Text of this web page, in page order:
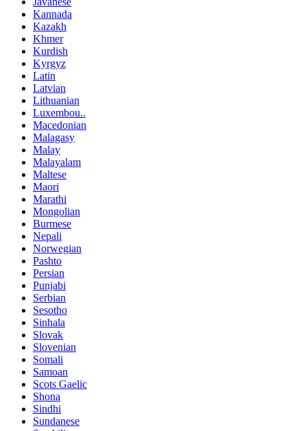
Kannada
Kazakh
Khmer
Kurdish
Kyrgyz
Latin
Latvian
Lithuanian
Luxembou..
Macedonian
Malagasy
Malay
Malayalam
Maltese
Maori
Marathi
Mongolian
Burmese
Nepali
Norwegian
Pashto
Persian
Punjabi
Serbian
Sesotho
Sinhala
Slovak
Slovenian
Somali
Samoan
Scots Gaelic
Shona
Sindhi
Sundanese